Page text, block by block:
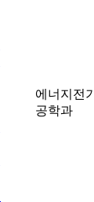
에너지전기
공학과